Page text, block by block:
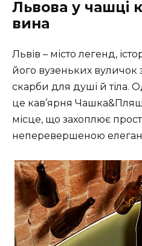
Львова у чашці
вина
Львів – місто легенд,
його вузеньких вуличок
скарби для душі й тіла.
це кав’ярня
місце, що захоплює
неперевершеною